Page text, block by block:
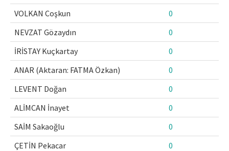
VOLKAN Coşkun
0
NEVZAT Gözaydın
0
İRİSTAY Kuçkartay
0
ANAR (Aktaran: FATMA Özkan)
0
LEVENT Doğan
0
ALİMCAN İnayet
0
SAİM Sakaoğlu
0
ÇETİN Pekacar
0